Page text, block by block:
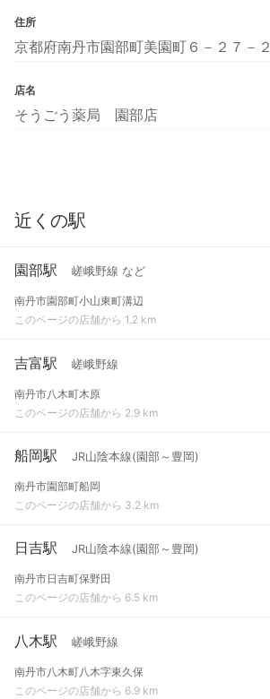
住所
京都府南丹市園部町美園町６－２７－２
店名
そうごう薬局 園部店
近くの駅
園部駅 嵯峨野線 など
南丹市園部町小山東町溝辺
このページの店舗から 1.2 km
吉富駅 嵯峨野線
南丹市八木町木原
このページの店舗から 2.9 km
船岡駅 JR山陰本線(園部～豊岡)
南丹市園部町船岡
このページの店舗から 3.2 km
日吉駅 JR山陰本線(園部～豊岡)
南丹市日吉町保野田
このページの店舗から 6.5 km
八木駅 嵯峨野線
南丹市八木町八木字東久保
このページの店舗から 6.9 km